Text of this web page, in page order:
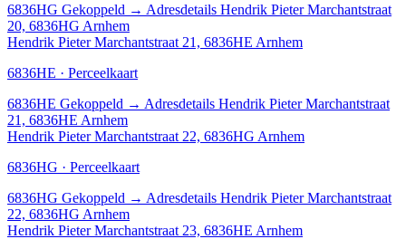
6836HG Gekoppeld → Adresdetails Hendrik Pieter Marchantstraat
20, 6836HG Arnhem
Hendrik Pieter Marchantstraat 21, 6836HE Arnhem
6836HE · Perceelkaart
6836HE Gekoppeld → Adresdetails Hendrik Pieter Marchantstraat
21, 6836HE Arnhem
Hendrik Pieter Marchantstraat 22, 6836HG Arnhem
6836HG · Perceelkaart
6836HG Gekoppeld → Adresdetails Hendrik Pieter Marchantstraat
22, 6836HG Arnhem
Hendrik Pieter Marchantstraat 23, 6836HE Arnhem